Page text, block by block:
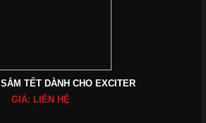
TẾT DÀNH CHO EXCITER
GIÁ: LIÊN HỆ